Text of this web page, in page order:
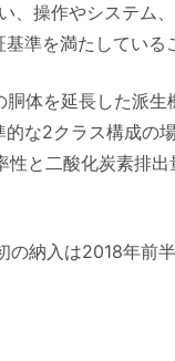
、操作やシステム
準を満たしている
体を延長した派
な2クラス構成の
性と二酸化炭素排
納入は2018年前